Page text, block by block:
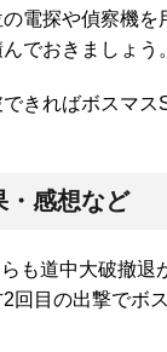
電探や偵察機を
でおきましょう。
きればボスマス
・感想など
も道中大破撤退
2回目の出撃でボ